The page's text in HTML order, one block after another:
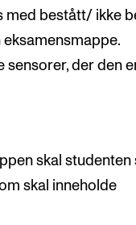
med bestått/ ikke
sensorer, der den
skal studenten
skal inneholde